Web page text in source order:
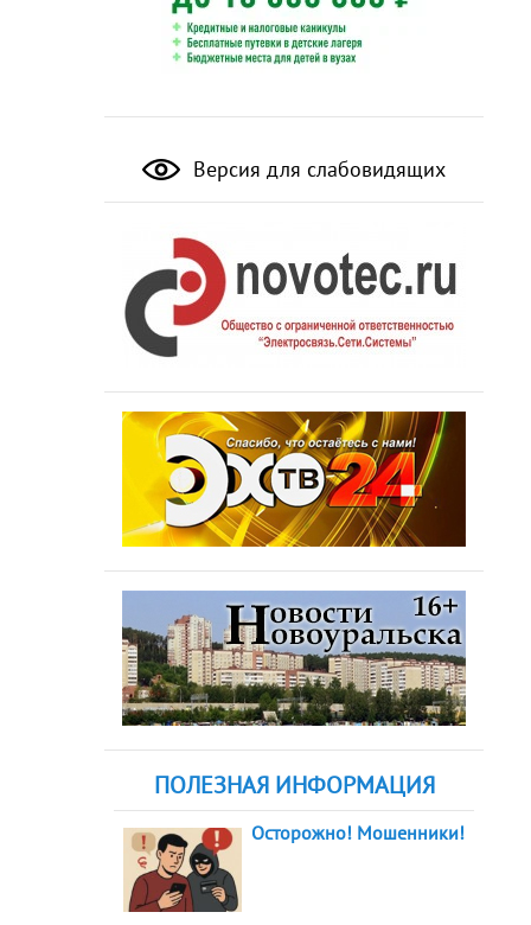
Версия для слабовидящих
ПОЛЕЗНАЯ ИНФОРМАЦИЯ
Осторожно! Мошенники!